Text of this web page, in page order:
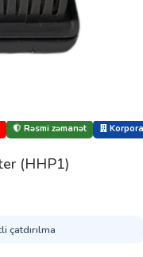
Rəsmi zəmanət
(HHP1)
çatdırılma